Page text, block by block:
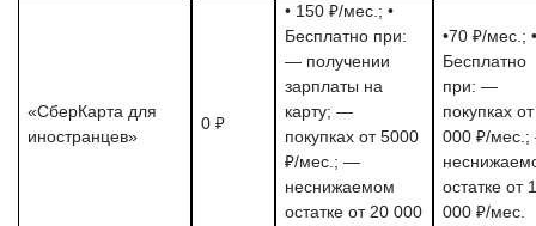
«СберКарта для
иностранцев»
0 ₽
• 150 ₽/мес.; •
Бесплатно при:
— получении
зарплаты на
карту; —
покупках от 5000
₽/мес.; —
неснижаемом
остатке от 20 000
•70 ₽/мес.;
Бесплатно
при: —
покупках
000 ₽/
остатке от
000 ₽/мес.